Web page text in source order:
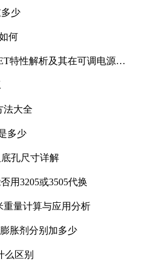
少
何
特性解析及其在可调电源设
法大全
多少
孔尺寸详解
用3205或3505代换
重量计算与应用分析
胀剂分别加多少
么区别